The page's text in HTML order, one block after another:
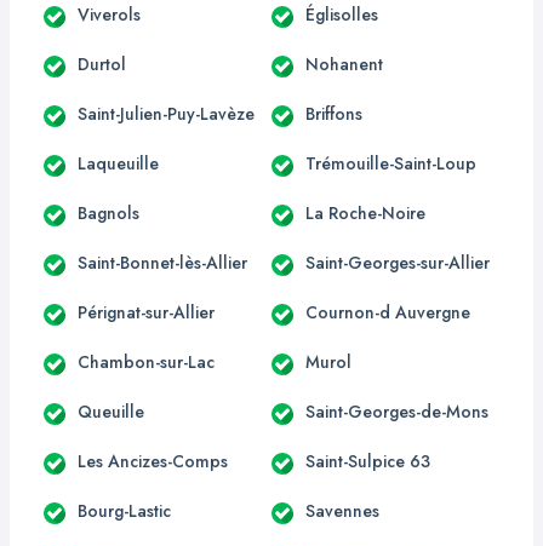
Viverols Églisolles
Durtol Nohanent
Saint-Julien-Puy-Lavèze Briffons
Laqueuille Trémouille-Saint-Loup
Bagnols La Roche-Noire
Saint-Bonnet-lès-Allier Saint-Georges-sur-Allier
Pérignat-sur-Allier Cournon-d Auvergne
Chambon-sur-Lac Murol
Queuille Saint-Georges-de-Mons
Les Ancizes-Comps Saint-Sulpice 63
Bourg-Lastic Savennes